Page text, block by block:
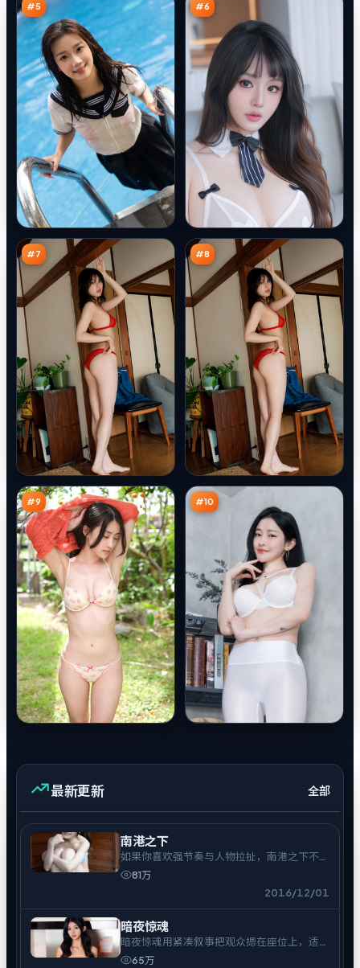
#5 #6
#7
无
名
悬
案
87
万
#8
蓝
海
界万
#9
钢
铁
踪
85
万
#10
终
局
局
84
万
最新更新 全部
南港之下
如果你喜欢强节奏与人物拉扯，南港之下不会
让你走神。
81万
2016/12/01
暗夜惊魂
暗夜惊魂用紧凑叙事把观众摁在座位上，适合
一口气追完。
65万